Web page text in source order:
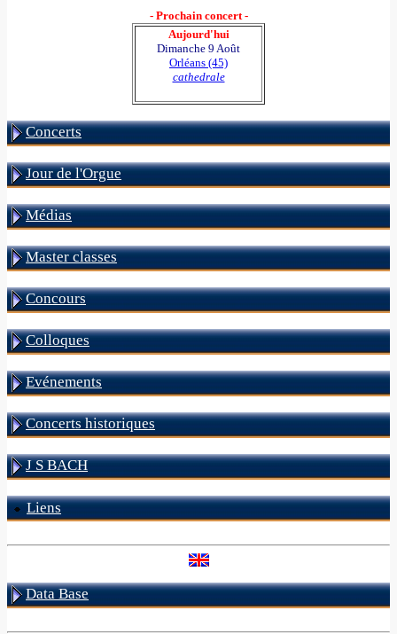
- Prochain concert -
Aujourd'hui
Dimanche 9 Août
Orléans (45)
cathedrale
Concerts
Jour de l'Orgue
Médias
Master classes
Concours
Colloques
Evénements
Concerts historiques
J S BACH
Liens
Data Base